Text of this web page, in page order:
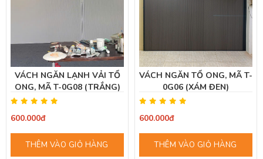
VÁCH NGĂN LẠNH VẢI TỔ
ONG, MÃ T-0G08 (TRẮNG)
600.000đ
THÊM VÀO GIỎ HÀNG
VÁCH NGĂN TỔ ONG, MÃ T-
0G06 (XÁM ĐEN)
600.000đ
THÊM VÀO GIỎ HÀNG